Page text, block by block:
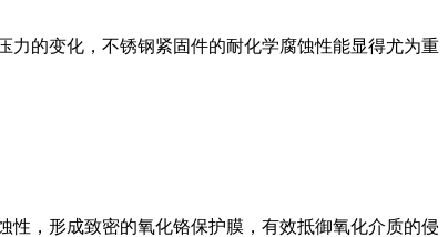
力的变化，不锈钢紧固件的耐化学腐蚀性能显得尤为重
，形成致密的氧化铬保护膜，有效抵御氧化介质的侵